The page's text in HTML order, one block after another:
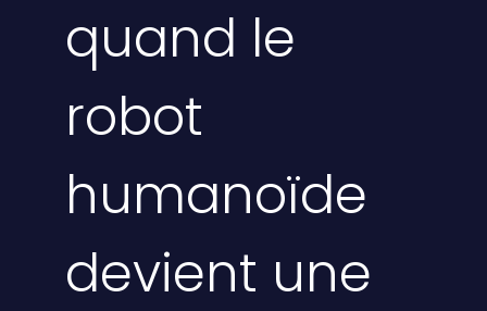
quand le
robot
humanoïde
devient une